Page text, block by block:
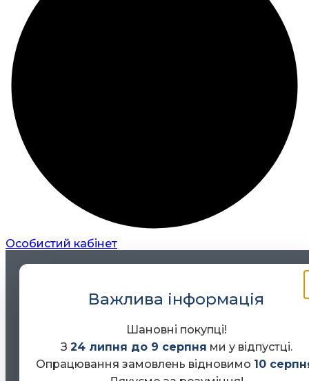
Особистий кабінет
Важлива інформація
Шановні покупці!
З 24 липня до 9 серпня ми у відпустці.
Опрацювання замовлень відновимо 10